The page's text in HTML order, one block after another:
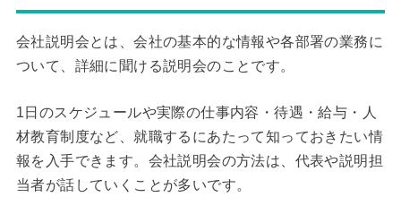
会社説明会とは、会社の基本的な情報や各部署の業務に
ついて、詳細に聞ける説明会のことです。
1日のスケジュールや実際の仕事内容・待遇・給与・人
材教育制度など、就職するにあたって知っておきたい情
報を入手できます。会社説明会の方法は、代表や説明担
当者が話していくことが多いです。